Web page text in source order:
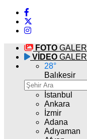
FOTO GALERİ
VİDEO GALERİ
28°
Balıkesir
İstanbul
Ankara
İzmir
Adana
Adıyaman